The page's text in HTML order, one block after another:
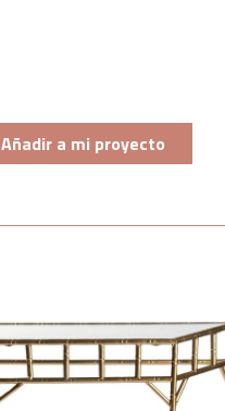
Añadir a mi proyecto